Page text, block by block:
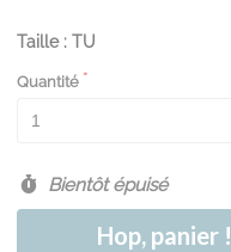
Taille : TU
Quantité
Bientôt épuisé
Hop, panier !